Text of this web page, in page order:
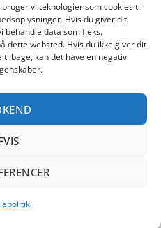
vi teknologier som cookies til
Hvis du giver dit
behandle data som f.eks.
dette websted. Hvis du ikke giver dit
kan det have en negativ
online shopping
Stripe
On
TILBUD! SE DE GODE
©Shoppetur